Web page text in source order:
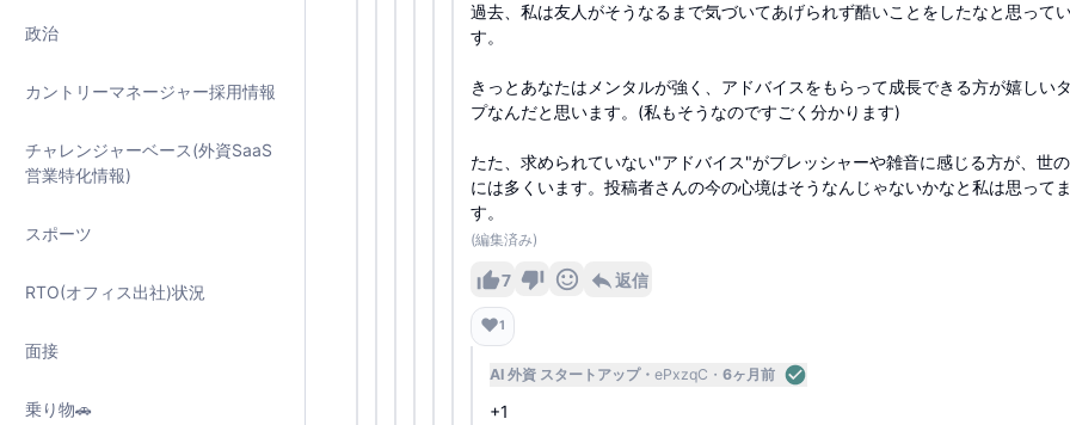
政治
カントリーマネージャー採用情報
チャレンジャーベース(外資SaaS
営業特化情報)
スポーツ
RTO(オフィス出社)状況
面接
乗り物🚗
過去、私は友人がそうなるまで気づいてあげられず酷いことをしたなと思って
す。
きっとあなたはメンタルが強く、アドバイスをもらって成長できる方が嬉しい
プなんだと思います。(私もそうなのですごく分かります)
たた、求められていない"アドバイス"がプレッシャーや雑音に感じる方が、世
には多くいます。投稿者さんの今の心境はそうなんじゃないかなと私は思って
す。
(編集済み)
7 返信
❤️1
AI 外資 スタートアップ ePxzqC 6ヶ月前
+1